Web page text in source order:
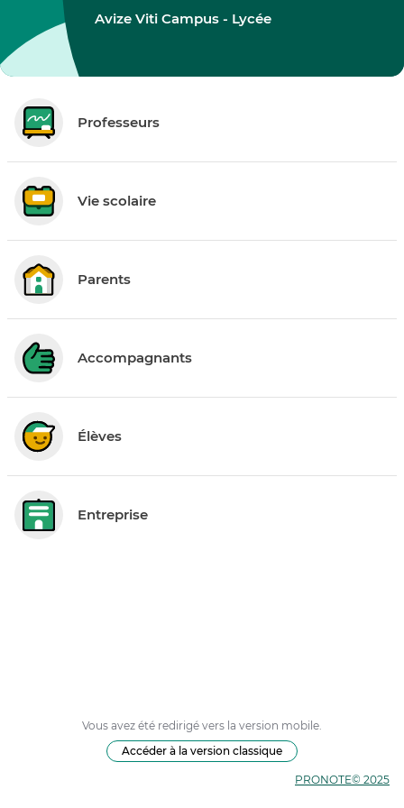
Avize Viti Campus - Lycée
Professeurs
Vie scolaire
Parents
Accompagnants
Élèves
Entreprise
Vous avez été redirigé vers la version mobile.
Accéder à la version classique
PRONOTE© 2025